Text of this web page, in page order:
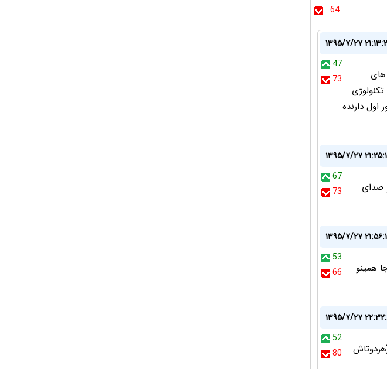
64
۷/۲۷ ۲۱:۱۳:۳۷
47
73
های
بدین وسیله در اینده نزدیک هم ما به جمع باشگاه 4 کشور اول دارنده
۷/۲۷ ۲۱:۲۵:۱۱
67
73
صدای
۷/۲۷ ۲۱:۵۶:۱۷
53
66
همینو
۷/۲۷ ۲۲:۳۲:۳۳
52
80
از نظرتون ((هردوتاش